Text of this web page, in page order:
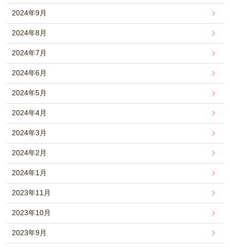
2024年9月
2024年8月
2024年7月
2024年6月
2024年5月
2024年4月
2024年3月
2024年2月
2024年1月
2023年11月
2023年10月
2023年9月